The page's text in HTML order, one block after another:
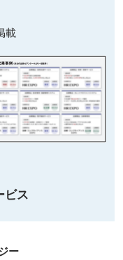
載
ビス
ー